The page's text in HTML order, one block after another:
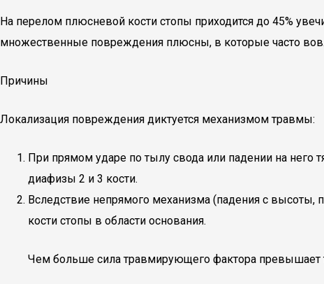
На перелом плюсневой кости стопы приходится до 45%
множественные повреждения плюсны, в которые часто
Причины
Локализация повреждения диктуется механизмом травмы:
При прямом ударе по тылу свода или падении на него
диафизы 2 и 3 кости.
Вследствие непрямого механизма (падения с высоты,
кости стопы в области основания.
Чем больше сила травмирующего фактора превышает